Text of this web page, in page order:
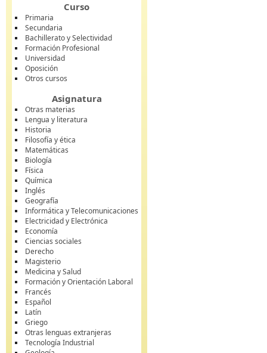
Curso
Primaria
Secundaria
Bachillerato y Selectividad
Formación Profesional
Universidad
Oposición
Otros cursos
Asignatura
Otras materias
Lengua y literatura
Historia
Filosofía y ética
Matemáticas
Biología
Física
Química
Inglés
Geografía
Informática y Telecomunicaciones
Electricidad y Electrónica
Economía
Ciencias sociales
Derecho
Magisterio
Medicina y Salud
Formación y Orientación Laboral
Francés
Español
Latín
Griego
Otras lenguas extranjeras
Tecnología Industrial